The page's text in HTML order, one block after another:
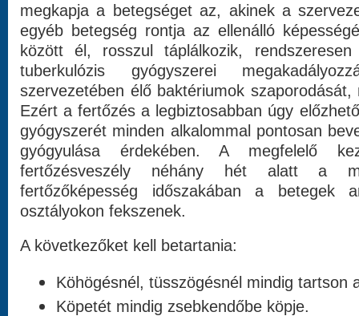
megkapja a betegséget az, akinek a
egyéb betegség rontja az ellenálló
között él, rosszul táplálkozik,
tuberkulózis gyógyszerei
szervezetében élő baktériumok
Ezért a fertőzés a legbiztosabban úgy
gyógyszerét minden alkalommal pontosan
gyógyulása érdekében. A megfelelő
fertőzésveszély néhány hét alatt a
fertőzőképesség időszakában a betegek
osztályokon fekszenek.
A következőket kell betartania:
Köhögésnél, tüsszögésnél mindig tartson
Köpetét mindig zsebkendőbe köpje.